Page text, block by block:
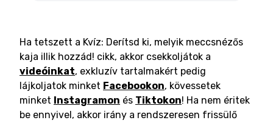
Ha tetszett a Kvíz: Derítsd ki, melyik meccsnézős
kaja illik hozzád! cikk, akkor csekkoljátok a
videóinkat, exkluzív tartalmakért pedig
lájkoljatok minket Facebookon, kövessetek
minket Instagramon és Tiktokon! Ha nem éritek
be ennyivel, akkor irány a rendszeresen frissülő